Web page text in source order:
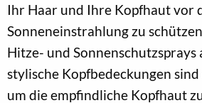
Ihr Haar und Ihre Kopfhaut vor
Sonneneinstrahlung zu
Hitze- und Sonnenschutzsprays
stylische Kopfbedeckungen
um die empfindliche Kopfhaut